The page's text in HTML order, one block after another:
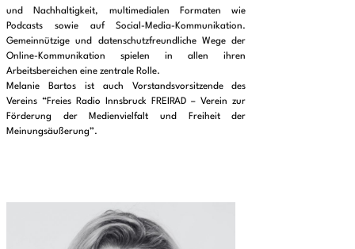
und Nachhaltigkeit, multimedialen Formaten wie
Podcasts sowie auf Social-Media-Kommunikation.
Gemeinnützige und datenschutzfreundliche Wege der
Online-Kommunikation spielen in allen ihren
Arbeitsbereichen eine zentrale Rolle.
Melanie Bartos ist auch Vorstandsvorsitzende des
Vereins “Freies Radio Innsbruck FREIRAD – Verein zur
Förderung der Medienvielfalt und Freiheit der
Meinungsäußerung”.